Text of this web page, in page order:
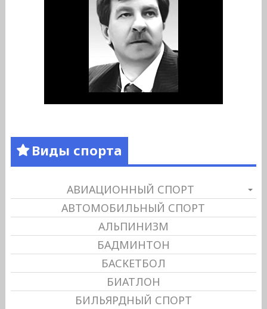
Виды спорта
АВИАЦИОННЫЙ СПОРТ
АВТОМОБИЛЬНЫЙ СПОРТ
АЛЬПИНИЗМ
БАДМИНТОН
БАСКЕТБОЛ
БИАТЛОН
БИЛЬЯРДНЫЙ СПОРТ